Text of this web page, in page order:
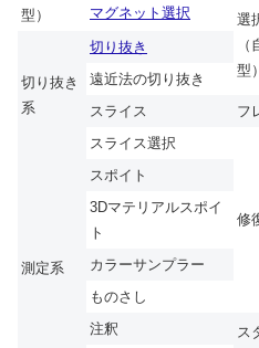
型）
マグネット選択
選
（
型）
切り抜き
系
切り抜き
遠近法の切り抜き
スライス
フ
スライス選択
修
測定系
スポイト
3Dマテリアルスポイ
ト
カラーサンプラー
ものさし
注釈
ス